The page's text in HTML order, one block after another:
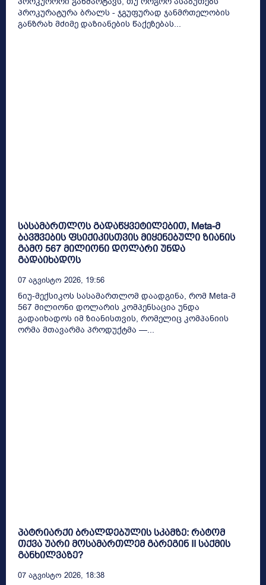
პროკურატურა ბრალს - ჯგუფურად ჯანმრთელობის
განზრახ მძიმე დაზიანების წაქეზებას...
სასამართლოს გადაწყვეტილებით, Meta-მ
ბავშვების ფსიქიკისთვის მიყენებული ზიანის
გამო 567 მილიონი დოლარი უნდა
გადაიხადოს
07 Აგვისტო 2026, 19:56
ნიუ-მექსიკოს სასამართლომ დაადგინა, რომ Meta-მ
567 მილიონი დოლარის კომპენსაცია უნდა
გადაიხადოს იმ ზიანისთვის, რომელიც კომპანიის
ორმა მთავარმა პროდუქტმა —...
პატრიარქი ბრალდებულის სკამზე: რატომ
თქვა უარი მოსამართლემ გარეგინ II საქმის
განხილვაზე?
07 Აგვისტო 2026, 18:38